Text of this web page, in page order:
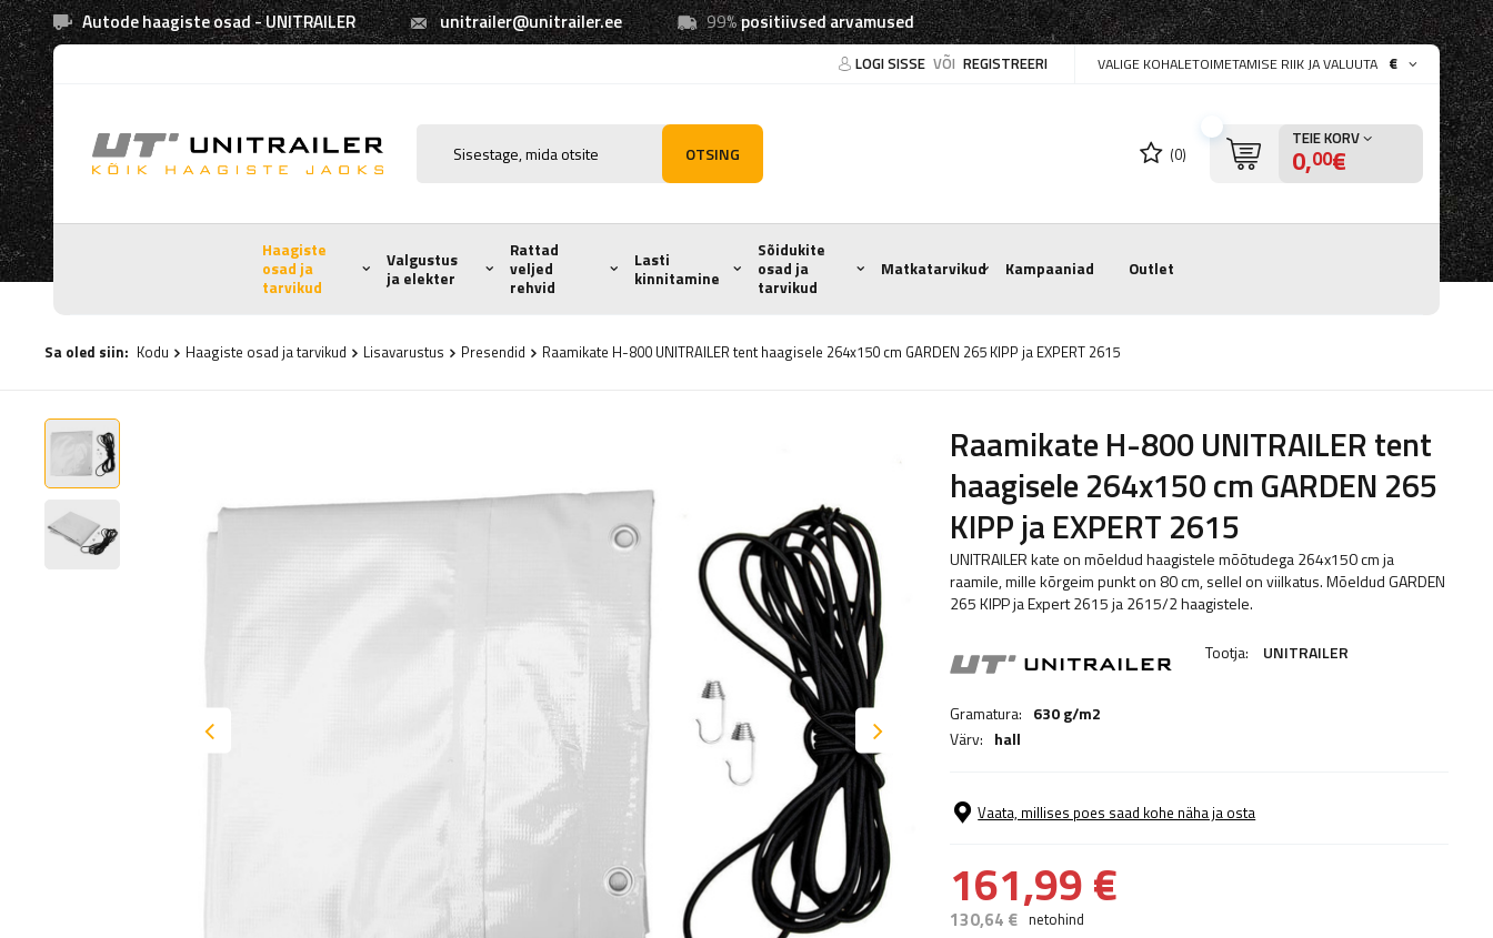
Autode haagiste osad - UNITRAILER unitrailer@unitrailer.ee 99%positiivsed arvamused
LOGI SISSE VÕI REGISTREERI VALIGE KOHALETOIMETAMISE RIIK JA VALUUTA €
OTSING (0)
TEIE KORV
0,00€
Haagiste
osad ja
tarvikud
Valgustus
ja elekter
Rattad
veljed
rehvid
Lasti
kinnitamine
Sõidukite
osad ja
tarvikud
Matkatarvikud Kampaaniad Outlet
Sa oled siin: Kodu Haagiste osad ja tarvikud Lisavarustus Presendid Raamikate H-800 UNITRAILER tent haagisele 264x150 cm GARDEN 265 KIPP ja EXPERT 2615
Raamikate H-800 UNITRAILER tent
haagisele 264x150 cm GARDEN 265
KIPP ja EXPERT 2615
UNITRAILER kate on mõeldud haagistele mõõtudega 264x150 cm ja
raamile, mille kõrgeim punkt on 80 cm, sellel on viilkatus. Mõeldud GARDEN
265 KIPP ja Expert 2615 ja 2615/2 haagistele.
Tootja: UNITRAILER
Gramatura: 630 g/m2
Värv: hall
Vaata, millises poes saad kohe näha ja osta
161,99 €
130,64 € netohind